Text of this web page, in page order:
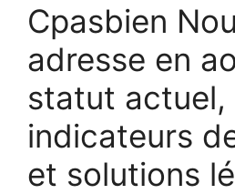
Cpasbien
adresse en
statut actuel,
indicateurs
et solutions